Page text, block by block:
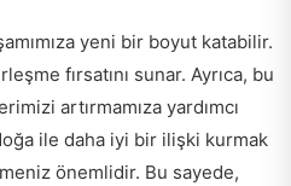
yeni bir boyut katabilir.
fırsatını sunar. Ayrıca, bu
artırmamıza yardımcı
ile daha iyi bir ilişki kurmak
önemlidir. Bu sayede,